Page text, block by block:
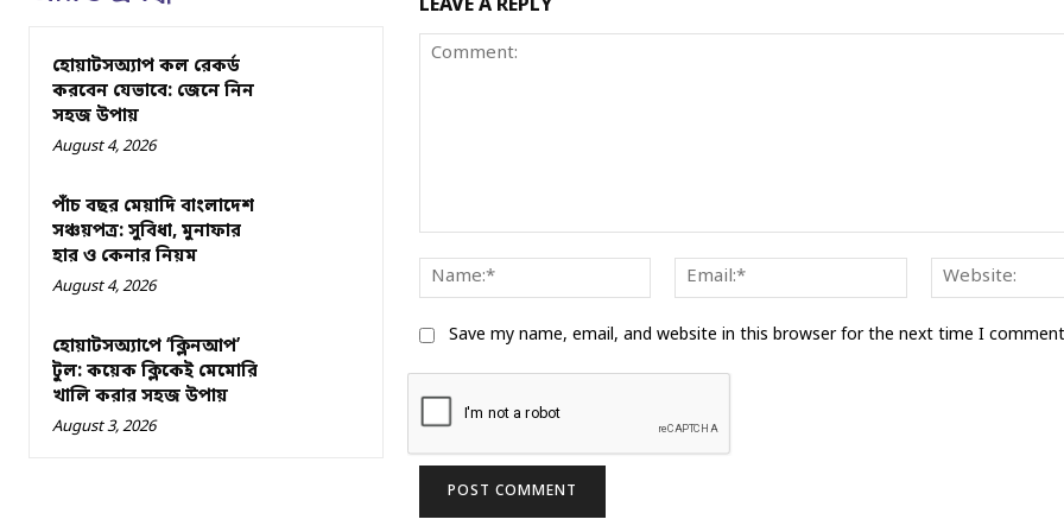
হোয়াটসঅ্যাপ কল রেকর্ড
করবেন যেভাবে: জেনে নিন
সহজ উপায়
August 4, 2026
পাঁচ বছর মেয়াদি বাংলাদেশ
সঞ্চয়পত্র: সুবিধা, মুনাফার
হার ও কেনার নিয়ম
August 4, 2026
হোয়াটসঅ্যাপে ‘ক্লিনআপ’
টুল: কয়েক ক্লিকেই মেমোরি
খালি করার সহজ উপায়
August 3, 2026
LEAVE A REPLY
Name:*
Email:*
Save my name, email, and website in this browser for the next time I